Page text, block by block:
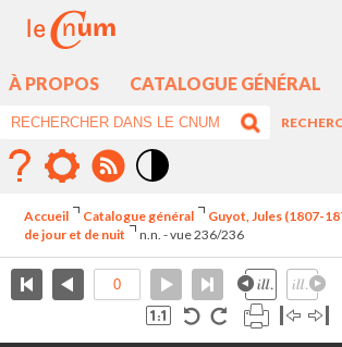
À PROPOS CATALOGUE GÉNÉRAL
élévé
Accueil Catalogue général
Guyot, Jules (1807-
de jour et de nuit
n.n. - vue 236/236